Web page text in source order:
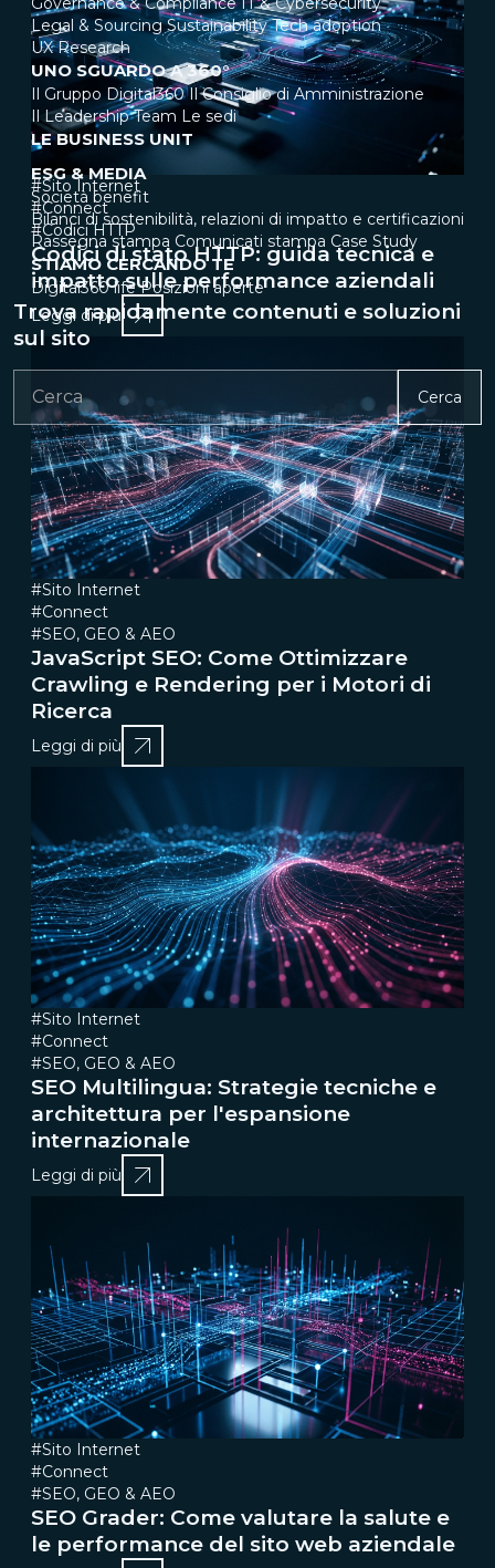
Legal & Sourcing Sustainability Tech adoption
UX Research
UNO SGUARDO A 360°
Il Gruppo Digital360 Il Consiglio di Amministrazione
Il Leadership Team Le sedi
LE BUSINESS UNIT
ESG & MEDIA
Società benefit
Bilanci di sostenibilità, relazioni di impatto e certificazioni
Rassegna stampa Comunicati stampa Case Study
STIAMO CERCANDO TE
Digital360 life Posizioni aperte
Trova rapidamente contenuti e soluzioni
sul sito
Cerca
#Sito Internet
#Connect
#Codici HTTP
Codici di stato HTTP: guida tecnica e
impatto sulle performance aziendali
Leggi di più
#Sito Internet
#Connect
#SEO, GEO & AEO
JavaScript SEO: Come Ottimizzare
Crawling e Rendering per i Motori di
Ricerca
Leggi di più
#Sito Internet
#Connect
#SEO, GEO & AEO
SEO Multilingua: Strategie tecniche e
architettura per l'espansione
internazionale
Leggi di più
#Sito Internet
#Connect
#SEO, GEO & AEO
SEO Grader: Come valutare la salute e
le performance del sito web aziendale